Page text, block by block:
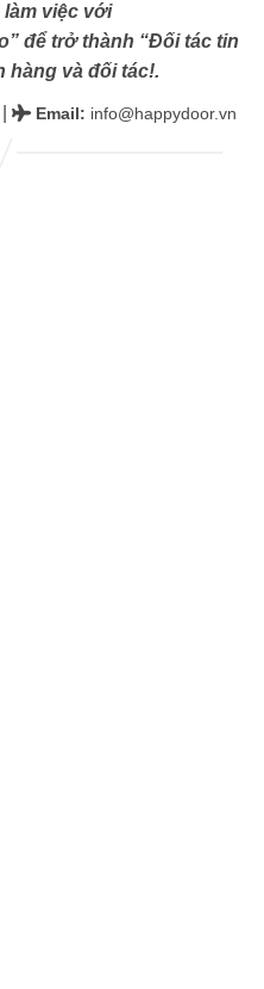
việc với
để trở thành “Đối tác tin
hàng và đối tác!.
Email: info@happydoor.vn